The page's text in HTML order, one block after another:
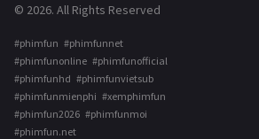
© 2026. All Rights Reserved
#phimfun #phimfunnet
#phimfunonline #phimfunofficial
#phimfunhd #phimfunvietsub
#phimfunmienphi #xemphimfun
#phimfun2026 #phimfunmoi
#phimfun.net